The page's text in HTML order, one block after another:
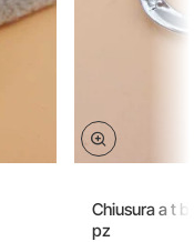
Chiusura a t
pz